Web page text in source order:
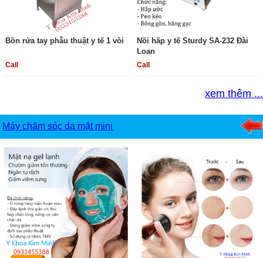
Bồn rửa tay phẫu thuật y tế 1 vòi
Call
Nồi hấp y tế Sturdy SA-232 Đài
Loan
Call
xem thêm ...
Máy chăm sóc da mặt mini